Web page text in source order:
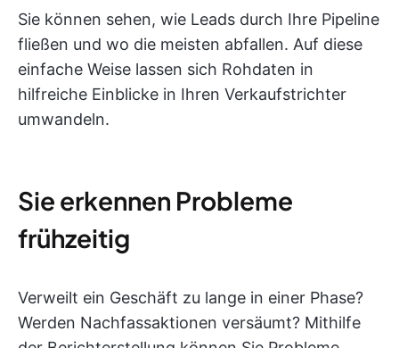
Sie können sehen, wie Leads durch Ihre Pipeline
fließen und wo die meisten abfallen. Auf diese
einfache Weise lassen sich Rohdaten in
hilfreiche Einblicke in Ihren Verkaufstrichter
umwandeln.
Sie erkennen Probleme
frühzeitig
Verweilt ein Geschäft zu lange in einer Phase?
Werden Nachfassaktionen versäumt? Mithilfe